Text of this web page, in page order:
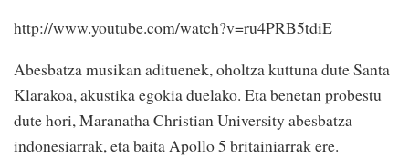
http://www.youtube.com/watch?v=ru4PRB5tdiE
Abesbatza musikan adituenek, oholtza kuttuna dute Santa
Klarakoa, akustika egokia duelako. Eta benetan probestu
dute hori, Maranatha Christian University abesbatza
indonesiarrak, eta baita Apollo 5 britainiarrak ere.